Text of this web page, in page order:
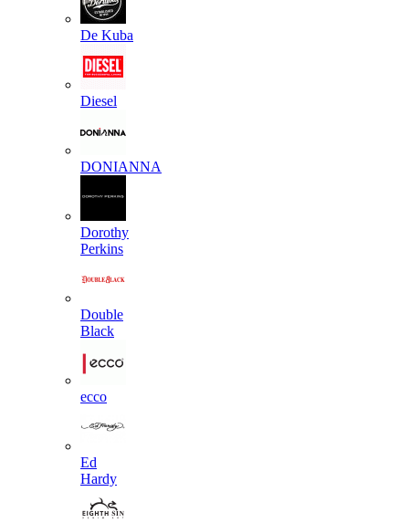
De Kuba
Diesel
DONIANNA
Dorothy
Perkins
Double
Black
ecco
Ed
Hardy